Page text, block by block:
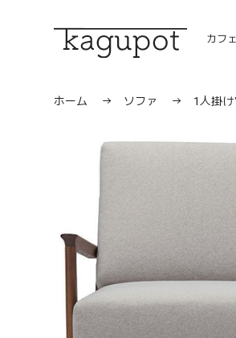
カフ
ホーム → ソファ → 1人掛け